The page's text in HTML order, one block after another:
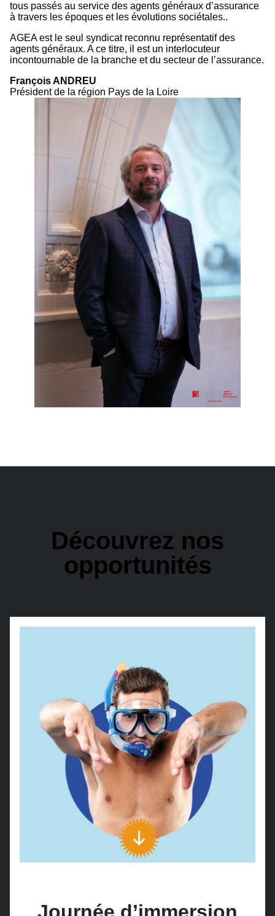
tous passés au service des agents généraux d’assurance
à travers les époques et les évolutions sociétales..
AGEA est le seul syndicat reconnu représentatif des
agents généraux. A ce titre, il est un interlocuteur
incontournable de la branche et du secteur de l’assurance.
François ANDREU
Président de la région Pays de la Loire
Découvrez nos
opportunités